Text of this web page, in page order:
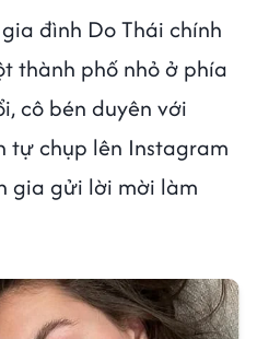
đình Do Thái chính
thành phố nhỏ ở phía
cô bén duyên với
tự chụp lên Instagram
gia gửi lời mời làm